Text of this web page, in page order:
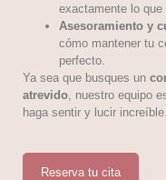
exactamente lo que
Asesoramiento y
cómo mantener tu
perfecto.
Ya sea que busques un
atrevido, nuestro equipo
haga sentir y lucir increíble.
Reserva tu cita